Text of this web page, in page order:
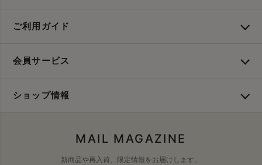
ご利用ガイド
会員サービス
ショップ情報
MAIL MAGAZINE
新商品や再入荷、限定情報をお届けします。